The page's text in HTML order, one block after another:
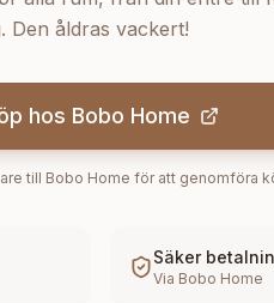
Den åldras vackert!
hos Bobo Home
till Bobo Home för att genomföra
Säker
Via Bobo Home